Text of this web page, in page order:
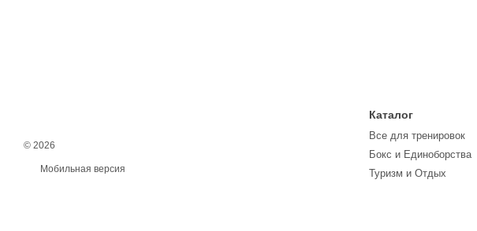
© 2026
Мобильная версия
Каталог
Все для тренировок
Бокс и Единоборства
Туризм и Отдых